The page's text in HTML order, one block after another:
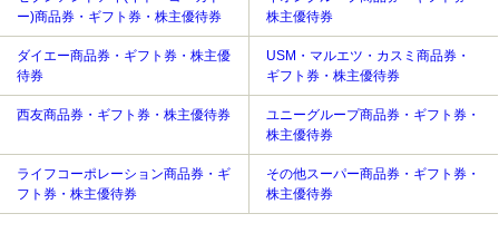
ー)商品券・ギフト券・株主優待券
株主優待券
ダイエー商品券・ギフト券・株主優
待券
USM・マルエツ・カスミ商品券・
ギフト券・株主優待券
西友商品券・ギフト券・株主優待券
ユニーグループ商品券・ギフト券・
株主優待券
ライフコーポレーション商品券・ギ
フト券・株主優待券
その他スーパー商品券・ギフト券・
株主優待券